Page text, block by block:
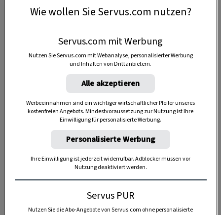
Anzeige
Wie wollen Sie Servus.com nutzen?
Servus.com mit Werbung
Nutzen Sie Servus.com mit Webanalyse, personalisierter Werbung
und Inhalten von Drittanbietern.
Alle akzeptieren
Werbeeinnahmen sind ein wichtiger wirtschaftlicher Pfeiler unseres
kostenfreien Angebots. Mindestvoraussetzung zur Nutzung ist Ihre
Einwilligung für personalisierte Werbung.
Personalisierte Werbung
Ihre Einwilligung ist jederzeit widerrufbar. Adblocker müssen vor
Nutzung deaktiviert werden.
Servus PUR
Nutzen Sie die Abo-Angebote von Servus.com ohne personalisierte